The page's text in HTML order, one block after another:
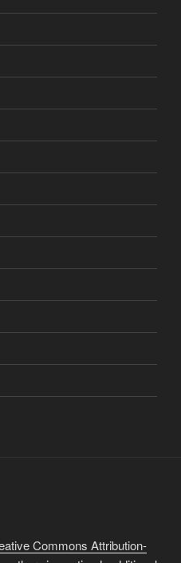
Commons Attribution-